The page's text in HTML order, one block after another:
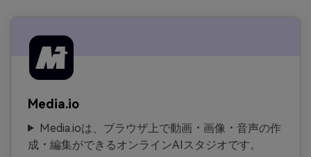
Media.io
Media.ioは、ブラウザ上で動画・画像・音声の作
成・編集ができるオンラインAIスタジオです。